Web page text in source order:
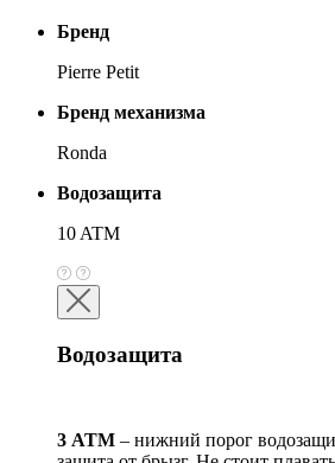
Бренд
Pierre Petit
Бренд механизма
Ronda
Водозащита
10 ATM
Водозащита
3 АТМ – нижний порог